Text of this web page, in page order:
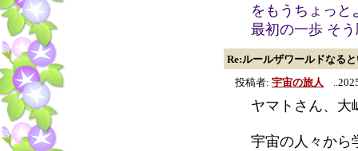
をもうちょっと
最初の一歩 そ
Re:ルールザワールドなる
投稿者: 宇宙の旅人
ヤマトさん、大
宇宙の人々から